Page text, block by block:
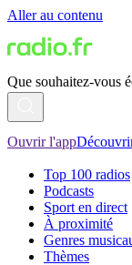
Aller au contenu
Que souhaitez-vous
Ouvrir l'app
Top 100 radios
Podcasts
Sport en direct
À proximité
Genres
Thèmes